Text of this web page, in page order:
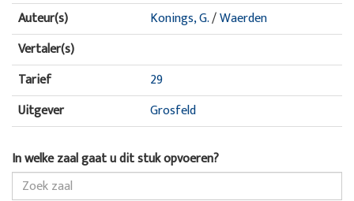
Auteur(s)
Konings, G./Waerden
Vertaler(s)
Tarief
29
Uitgever
Grosfeld
In welke zaal gaat u dit stuk opvoeren?